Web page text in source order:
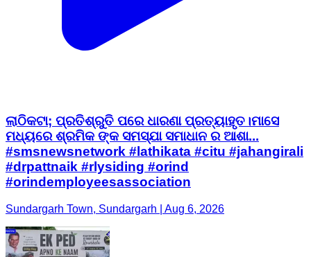
ଲାଠିକଟା; ପ୍ରତିଶ୍ରୁତି ପରେ ଧାରଣା ପ୍ରତ୍ୟାହୃତ।ମାସେ
ମଧ୍ୟରେ ଶ୍ରମିକ ଙ୍କ ସମସ୍ଯା ସମାଧାନ ର ଆଶା...
#smsnewsnetwork #lathikata #citu #jahangirali
#drpattnaik #rlysiding #orind
#orindemployeesassociation
Sundargarh Town, Sundargarh | Aug 6, 2026